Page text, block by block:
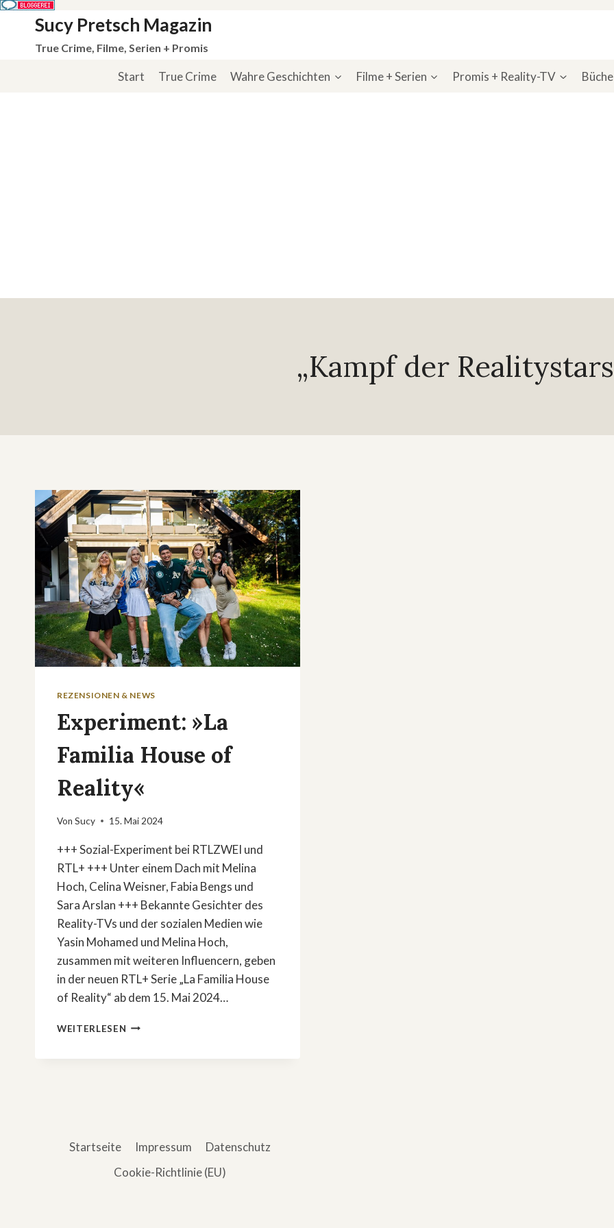
springen
Sucy Pretsch Magazin
True Crime, Filme, Serien + Promis
Start True Crime Wahre Geschichten Filme + Serien Promis + Reality-TV
„Kampf der
REZENSIONEN & NEWS
Experiment: »La
Familia House of
Reality«
Von Sucy 15. Mai 2024
+++ Sozial-Experiment bei RTLZWEI und
RTL+ +++ Unter einem Dach mit Melina
Hoch, Celina Weisner, Fabia Bengs und
Sara Arslan +++ Bekannte Gesichter des
Reality-TVs und der sozialen Medien wie
Yasin Mohamed und Melina Hoch,
zusammen mit weiteren Influencern, geben
in der neuen RTL+ Serie „La Familia House
of Reality“ ab dem 15. Mai 2024…
WEITERLESEN EXPERIMENT:
Startseite Impressum
Datenschutz
Cookie-Richtlinie (EU)